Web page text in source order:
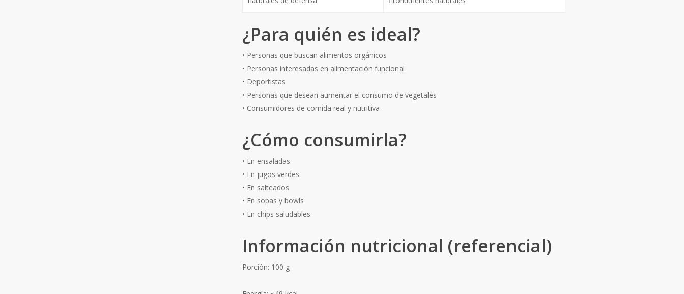
¿Para quién es ideal?
• Personas que buscan alimentos orgánicos
• Personas interesadas en alimentación funcional
• Deportistas
• Personas que desean aumentar el consumo de vegetales
• Consumidores de comida real y nutritiva
¿Cómo consumirla?
• En ensaladas
• En jugos verdes
• En salteados
• En sopas y bowls
• En chips saludables
Información nutricional (referencial)
Porción: 100 g